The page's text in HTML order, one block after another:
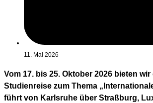
11. Mai 2026
Vom 17. bis 25. Oktober 2026 bieten
Studienreise zum Thema
führt von Karlsruhe über Straßburg,